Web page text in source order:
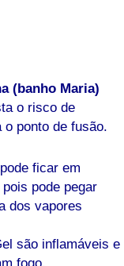
(banho Maria)
o risco de
o ponto de fusão.
ficar em
pode pegar
dos vapores
são inflamáveis e